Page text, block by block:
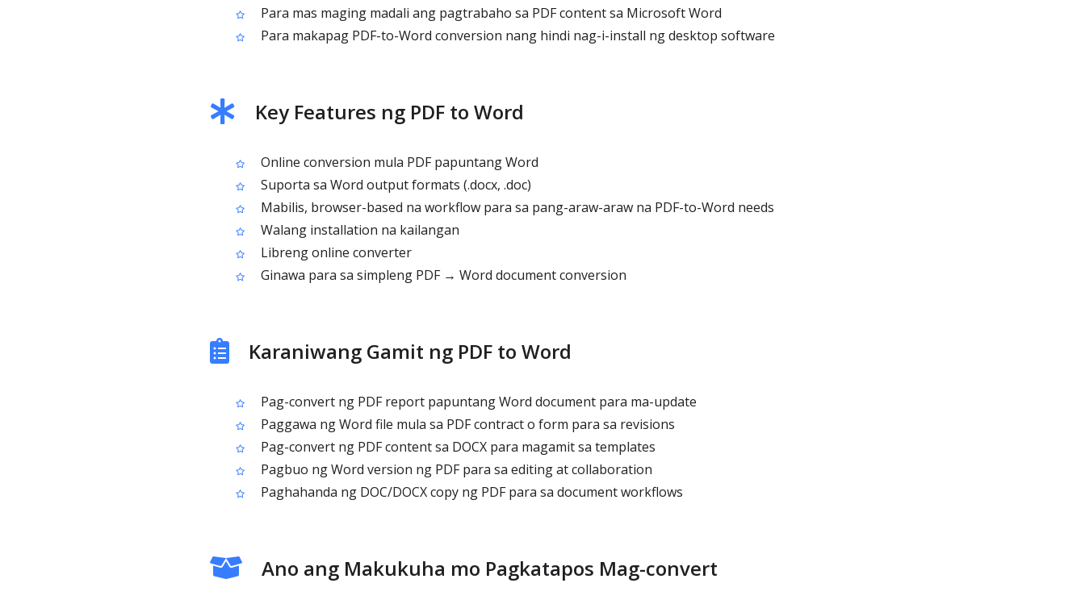
Para mas maging madali ang pagtrabaho sa PDF content sa Microsoft Word
Para makapag PDF-to-Word conversion nang hindi nag-i-install ng desktop software
Key Features ng PDF to Word
Online conversion mula PDF papuntang Word
Suporta sa Word output formats (.docx, .doc)
Mabilis, browser-based na workflow para sa pang-araw-araw na PDF-to-Word needs
Walang installation na kailangan
Libreng online converter
Ginawa para sa simpleng PDF → Word document conversion
Karaniwang Gamit ng PDF to Word
Pag-convert ng PDF report papuntang Word document para ma-update
Paggawa ng Word file mula sa PDF contract o form para sa revisions
Pag-convert ng PDF content sa DOCX para magamit sa templates
Pagbuo ng Word version ng PDF para sa editing at collaboration
Paghahanda ng DOC/DOCX copy ng PDF para sa document workflows
Ano ang Makukuha mo Pagkatapos Mag-convert